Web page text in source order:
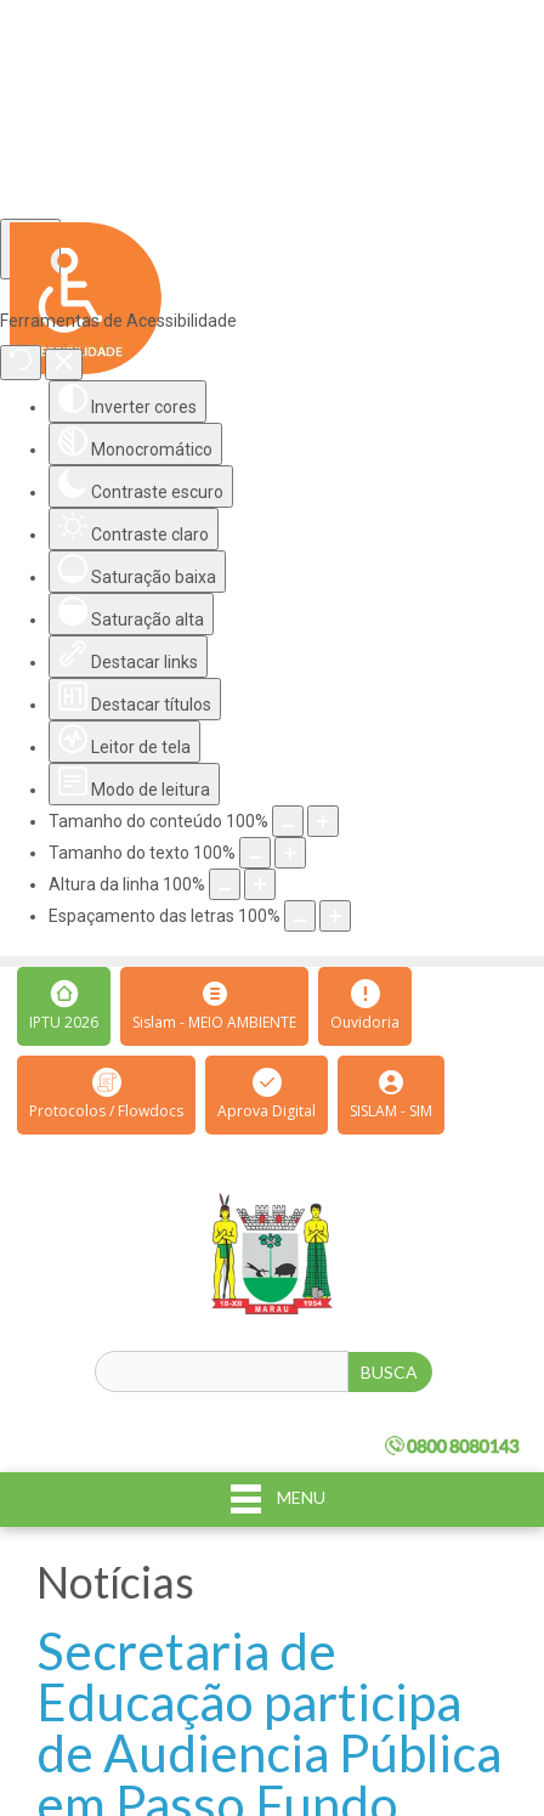
Ferramentas de Acessibilidade
Inverter cores
Monocromático
Contraste escuro
Contraste claro
Saturação baixa
Saturação alta
Destacar links
Destacar títulos
Leitor de tela
Modo de leitura
Tamanho do conteúdo 100%
Tamanho do texto 100%
Altura da linha 100%
Espaçamento das letras 100%
IPTU 2026 Sislam - MEIO AMBIENTE Ouvidoria
Protocolos / Flowdocs Aprova Digital SISLAM - SIM
MENU
Notícias
Secretaria de
Educação participa
de Audiencia Pública